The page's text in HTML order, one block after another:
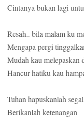
Cintanya bukan lagi
Resah.. bila malam ku
Mengapa pergi
Mudah kau melepaskan
Hancur hatiku kau
Tuhan hapuskanlah
Berikanlah ketenangan